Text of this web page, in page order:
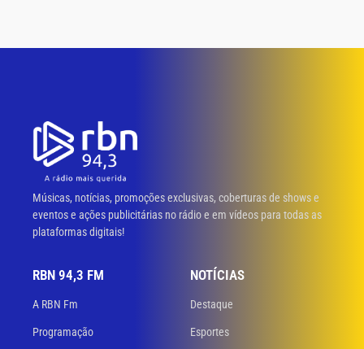
Músicas, notícias, promoções exclusivas, coberturas de shows e
eventos e ações publicitárias no rádio e em vídeos para todas as
plataformas digitais!
RBN 94,3 FM
A RBN Fm
Programação
NOTÍCIAS
Destaque
Esportes